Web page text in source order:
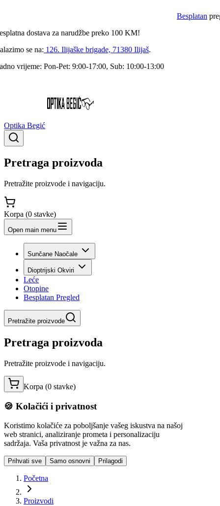
Besplatan
dostava za narudžbe preko 100KM!
se na: 126. Ilijaške brigade, 71380 Ilijaš.
vrijeme: Pon-Pet: 9:00-17:00, Sub: 10:00-13:00
Optika Begić
Pretraga proizvoda
Pretražite proizvode i navigaciju.
Korpa (0 stavke)
Open main menu
Sunčane Naočale
Dioptrijski Okviri
Leće
Otopine
Besplatan Pregled
Pretražite proizvode
Pretraga proizvoda
Pretražite proizvode i navigaciju.
Korpa (0 stavke)
🍪 Kolačići i privatnost
Koristimo kolačiće za poboljšanje vašeg iskustva na našoj
web stranici, analiziranje prometa i personalizaciju
sadržaja. Vaša privatnost je važna za nas.
Prihvati sve Samo osnovni Prilagodi
Početna
Proizvodi